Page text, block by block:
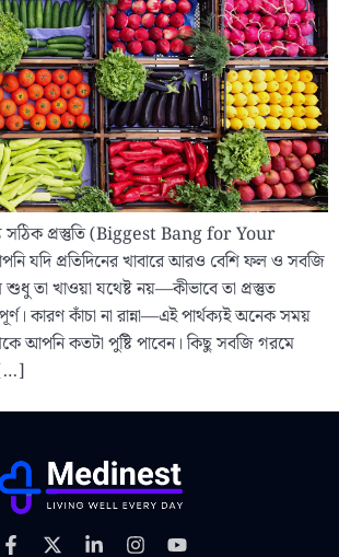
সঠিক প্রস্তুতি (Biggest Bang for Your
যদি প্রতিদিনের খাবারে আরও বেশি ফল ও সবজি
তা খাওয়া যথেষ্ট নয়—কীভাবে তা প্রস্তুত
কারণ কাঁচা না রান্না—এই পার্থক্যই অনেক সময়
আপনি কতটা পুষ্টি পাবেন। কিছু সবজি গরমে
[…]